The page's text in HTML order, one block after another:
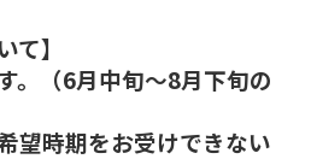
て】
。（6月中旬～8月下旬の
望時期をお受けできない